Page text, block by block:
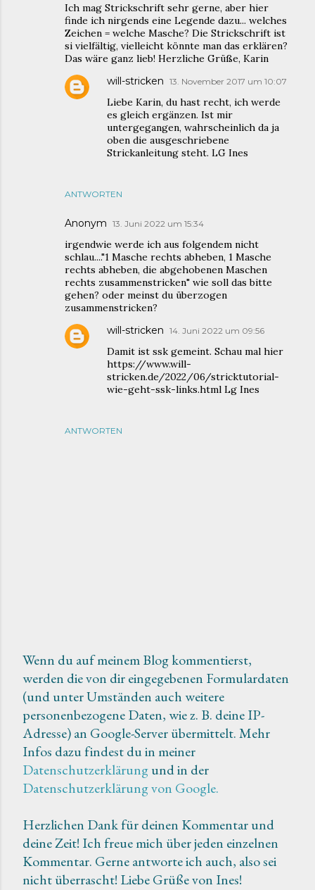
Ich mag Strickschrift sehr gerne, aber hier
finde ich nirgends eine Legende dazu... welches
Zeichen = welche Masche? Die Strickschrift ist
si vielfältig, vielleicht könnte man das erklären?
Das wäre ganz lieb! Herzliche Grüße, Karin
ANTWORTEN
will-stricken 13. November 2017 um 10:07
Liebe Karin, du hast recht, ich werde
es gleich ergänzen. Ist mir
untergegangen, wahrscheinlich da ja
oben die ausgeschriebene
Strickanleitung steht. LG Ines
Anonym 13. Juni 2022 um 15:34
irgendwie werde ich aus folgendem nicht
schlau...."1 Masche rechts abheben, 1 Masche
rechts abheben, die abgehobenen Maschen
rechts zusammenstricken" wie soll das bitte
gehen? oder meinst du überzogen
zusammenstricken?
ANTWORTEN
will-stricken 14. Juni 2022 um 09:56
Damit ist ssk gemeint. Schau mal hier
https://www.will-
stricken.de/2022/06/stricktutorial-
wie-geht-ssk-links.html Lg Ines
K
o
m
m
e
n
t
r
v
e
r
Wenn du auf meinem Blog kommentierst,
werden die von dir eingegebenen Formulardaten
(und unter Umständen auch weitere
personenbezogene Daten, wie z. B. deine IP-
Adresse) an Google-Server übermittelt. Mehr
Infos dazu findest du in meiner
Datenschutzerklärungund in der
Datenschutzerklärung von Google.
Herzlichen Dank für deinen Kommentar und
deine Zeit! Ich freue mich über jeden einzelnen
Kommentar. Gerne antworte ich auch, also sei
nicht überrascht! Liebe Grüße von Ines!